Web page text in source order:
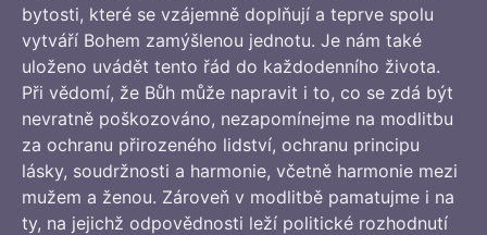
bytosti, které se vzájemně doplňují a teprve spolu
vytváří Bohem zamýšlenou jednotu. Je nám také
uloženo uvádět tento řád do každodenního života.
Při vědomí, že Bůh může napravit i to, co se zdá být
nevratně poškozováno, nezapomínejme na modlitbu
za ochranu přirozeného lidství, ochranu principu
lásky, soudržnosti a harmonie, včetně harmonie mezi
mužem a ženou. Zároveň v modlitbě pamatujme i na
ty, na jejichž odpovědnosti leží politické rozhodnutí